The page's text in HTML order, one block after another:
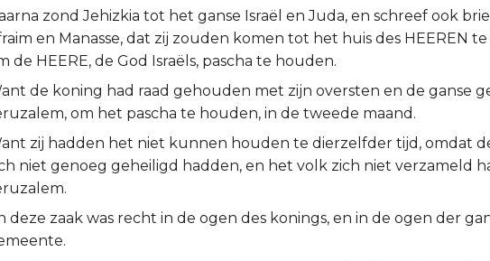
zond Jehizkia tot het ganse Israël en Juda, en schreef ook
en Manasse, dat zij zouden komen tot het huis des HEEREN
de HEERE, de God Israëls, pascha te houden.
de koning had raad gehouden met zijn oversten en de ganse
om het pascha te houden, in de tweede maand.
zij hadden het niet kunnen houden te dierzelfder tijd, omdat
niet genoeg geheiligd hadden, en het volk zich niet verzameld
deze zaak was recht in de ogen des konings, en in de ogen der